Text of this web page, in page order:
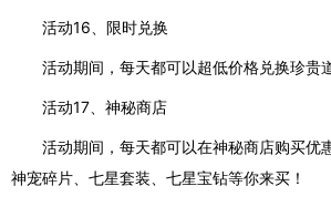
活动16、限时兑换
活动期间，每天都可以超低价格兑换珍贵
活动17、神秘商店
活动期间，每天都可以在神秘商店购买优
神宠碎片、七星套装、七星宝钻等你来买！